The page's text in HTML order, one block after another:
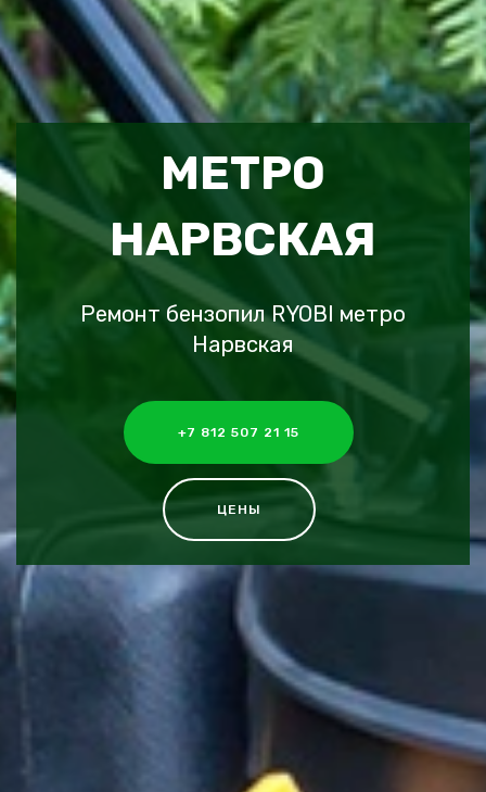
МЕТРО
НАРВСКАЯ
Ремонт бензопил RYOBI метро
Нарвская
+7 812 507 21 15
ЦЕНЫ